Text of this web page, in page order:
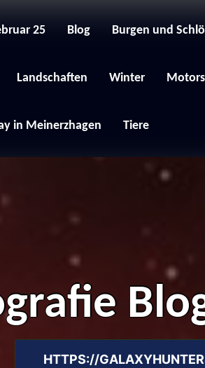
25 Blog Burgen und
Landschaften Winter
in Meinerzhagen Tiere
HTTPS://